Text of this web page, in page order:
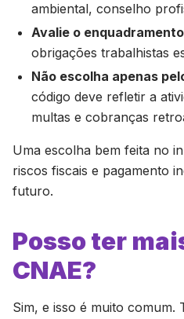
ambiental, conselho
Avalie o
obrigações trabalhistas
Não escolha apenas
código deve refletir a
multas e cobranças
Uma escolha bem feita no
riscos fiscais e pagamento
futuro.
Posso ter
CNAE?
Sim, e isso é muito comum.